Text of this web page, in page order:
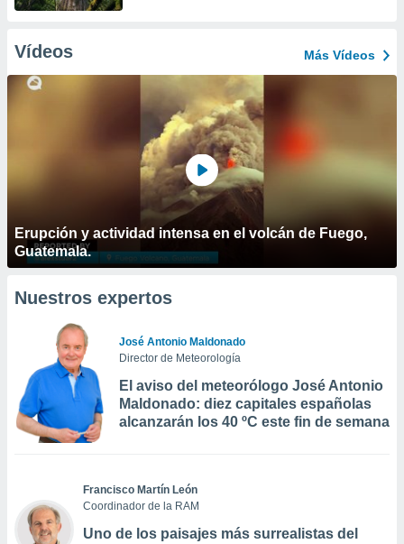
Vídeos Más Vídeos
Erupción y actividad intensa en el volcán de Fuego,
Guatemala.
Nuestros expertos
José Antonio Maldonado
Director de Meteorología
El aviso del meteorólogo José Antonio
Maldonado: diez capitales españolas
alcanzarán los 40 ºC este fin de semana
Francisco Martín León
Coordinador de la RAM
Uno de los paisajes más surrealistas del